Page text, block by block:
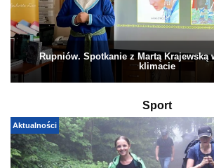
Rupniów. Spotkanie z Martą Krajewską
klimacie
Sport
Aktualności